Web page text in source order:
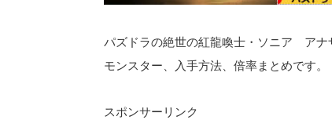
パズドラの絶世の紅龍喚士・ソニア アナ
モンスター、入手方法、倍率まとめです。
スポンサーリンク